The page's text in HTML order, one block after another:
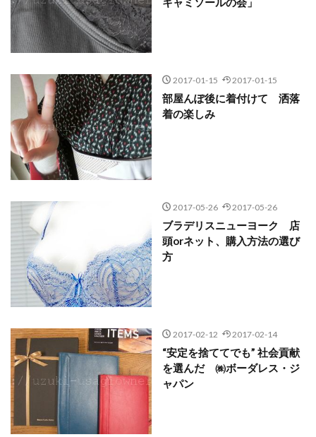
2017-01-15 2017-01-15
部屋んぽ後に着付けて 洒落
着の楽しみ
2017-05-26 2017-05-26
ブラデリスニューヨーク 店
頭orネット、購入方法の選び
方
2017-02-12 2017-02-14
“安定を捨ててでも” 社会貢献
を選んだ ㈱ボーダレス・ジ
ャパン